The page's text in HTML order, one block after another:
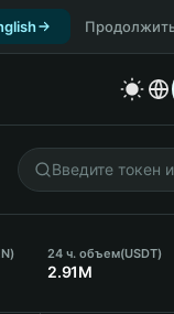
24 ч. объем(USDT)
2.91M